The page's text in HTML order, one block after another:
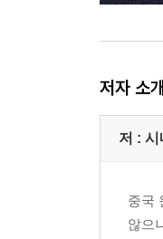
저자 소개
저 : 시
중국
않으